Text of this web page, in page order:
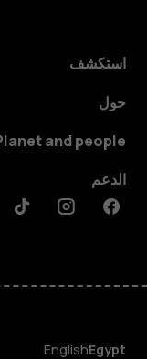
استكشف
حول
and people
الدعم
Facebook
Instagram
Egypt
English